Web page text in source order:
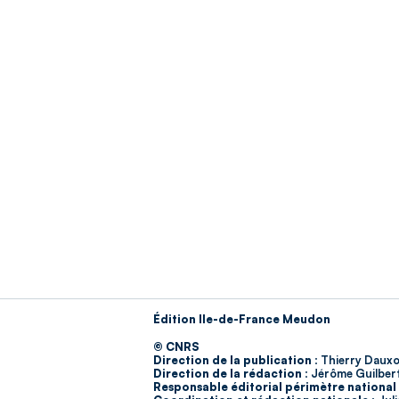
Édition Ile-de-France Meudon
© CNRS
Direction de la publication : Thierry
Direction de la rédaction : Jérôme
Responsable éditorial périmètre national